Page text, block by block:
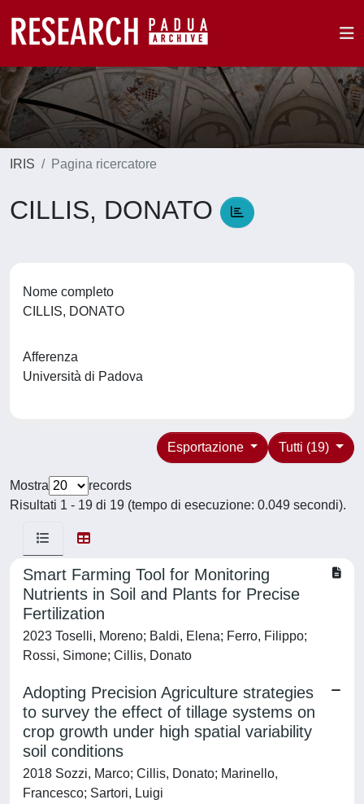
IRIS Pagina ricercatore
CILLIS, DONATO
Nome completo
CILLIS, DONATO
Afferenza
Università di Padova
Tutti (19)
Esportazione
Mostra
records
Risultati 1 - 19 di 19 (tempo di esecuzione: 0.049 secondi).
Smart Farming Tool for Monitoring
Nutrients in Soil and Plants for Precise
Fertilization
2023 Toselli, Moreno; Baldi, Elena; Ferro, Filippo;
Rossi, Simone; Cillis, Donato
Adopting Precision Agriculture strategies
to survey the effect of tillage systems on
crop growth under high spatial variability
soil conditions
2018 Sozzi, Marco; Cillis, Donato; Marinello,
Francesco; Sartori, Luigi